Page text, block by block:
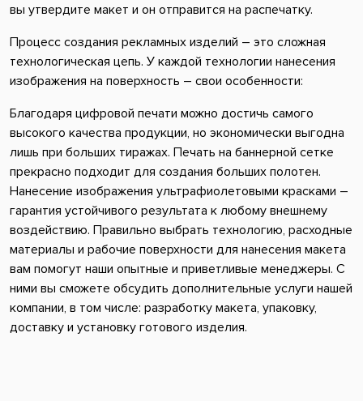
вы утвердите макет и он отправится на распечатку.
Процесс создания рекламных изделий – это сложная
технологическая цепь. У каждой технологии нанесения
изображения на поверхность – свои особенности:
Благодаря цифровой печати можно достичь самого
высокого качества продукции, но экономически выгодна
лишь при больших тиражах. Печать на баннерной сетке
прекрасно подходит для создания больших полотен.
Нанесение изображения ультрафиолетовыми красками –
гарантия устойчивого результата к любому внешнему
воздействию. Правильно выбрать технологию, расходные
материалы и рабочие поверхности для нанесения макета
вам помогут наши опытные и приветливые менеджеры. С
ними вы сможете обсудить дополнительные услуги нашей
компании, в том числе: разработку макета, упаковку,
доставку и установку готового изделия.